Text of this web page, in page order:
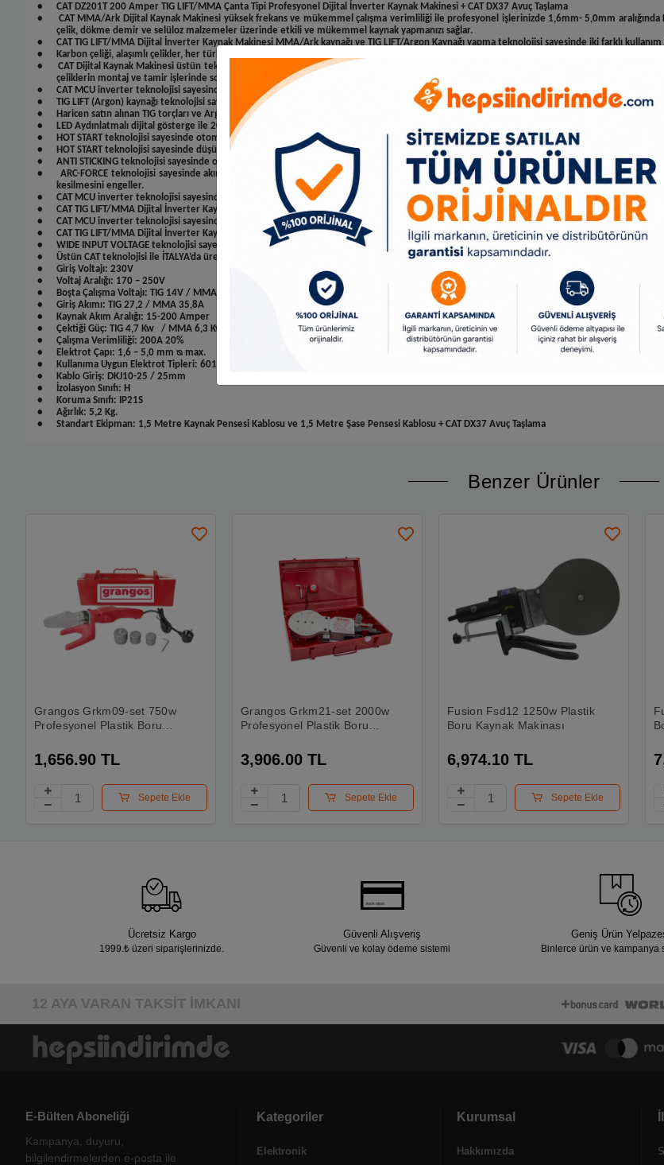
•
CAT DZ201T 200 Amper TIG LIFT/MMA Çanta Tipi Profesyonel Dijital İnverter Kaynak Makinesi + CAT DX37 Avuç Taşlama
•
CAT MMA/Ark Dijital Kaynak Makinesi yüksek frekans ve mükemmel çalışma verimliliği ile profesyonel işlerinizde 1,6mm- 5,0mm
çelik, dökme demir ve selüloz malzemeler üzerinde etkili ve mükemmel kaynak yapmanızı sağlar.
•
CAT TIG LIFT/MMA Dijital İnverter Kaynak Makinesi MMA/Ark kaynağı ve TIG LIFT/Argon Kaynağı yapma teknolojisi sayesinde iki farklı kullanım
•
Karbon çeliği, alaşımlı çelikler, her türlü demir ve çelik metalleri sorunsuz ve pürüzsüz kaynak yapmanızı sağlar.
•
CAT Dijital Kaynak Makinesi üstün teknolojisi sayesinde Selülozik elektrotları kullanabilir, Gemi inşası, depolama tankları, kazan imalatı, boru
çeliklerin montaj ve tamir işlerinde sorunsuz kaynak yapmanızı sağlar.
•
CAT MCU inverter teknolojisi sayesinde Rutil, Bazik, Selülozik, Krom ve Dökme demir elektrotların tamamını kullanılabilir, tüm metal ve
•
TIG LIFT(Argon) kaynağı teknolojisi sayesinde, paslanmaz çelik ve alüminyum alaşımlı hassas metal yüzeylerde temiz ve pürüzsüz kaynak
•
Haricen satın alınan TIG torçları ve Argon gazı ile TIG kaynak yapabilirsiniz.
•
LED Aydınlatmalı dijital gösterge ile 200 Ampere kadar hassas ayar yapılarak kaliteli kaynak yapmanızı sağlar.
•
HOT STARTteknolojisi sayesinde otomatik sıcak başlangıç sağlayarak ark/kaynak yapmayı kolaylaştırır ve elektrodun yapışmasını engeller.
•
HOT STARTteknolojisi sayesinde düşük akım değerlerinde çalışırken bile kaynak başlangıcında yüksek akım değeri elde ederek elektrodun kolay
•
ANTI STICKING teknolojisi sayesinde otomatik uyarlanabilir sabit akım sağlayarak sıçramayı ve elektrotun yapışmasını en aza indirir.
•
ARC-FORCE teknolojisi sayesinde akım dalgalanmasını engelleyerek, sürekli sabit akımın oluşmasını sağlar bu sayede sorunsuz ve sürekli
kesilmesini engeller.
•
CAT MCU inverter teknolojisi sayesinde uzun çalışma süresi, yüksek dayanıklılık ve elektrot eritmede üstün performans sağlar.
•
CAT TIG LIFT/MMA Dijital İnverter Kaynak Makinesi özel güvenlik teknolojisi sayesinde, aşırı ısınma, yüksek akım ve aşırı yük koruması özelliği
•
CAT MCU inverter teknolojisi sayesinde Jeneratörler ile kullanım imkânı sağlar.
•
CAT TIG LIFT/MMA Dijital İnverter Kaynak Makinesi 10 KWa ve üzeri Jeneratörler ile kullanıma uygundur.
•
WIDE INPUT VOLTAGE teknolojisi sayesinde dalgalı akıma karşı üstün koruma sağlayarak 170 – 250V akım aralığında sorunsuz çalışmanızı sağlar.
•
Üstün CAT teknolojisi ile İTALYA’da üretilmiştir.
•
Giriş Voltajı: 230V
•
Voltaj Aralığı: 170 – 250V
•
Boşta Çalışma Voltajı: TIG 14V / MMA 70V
•
Giriş Akımı: TIG 27,2 / MMA 35,8A
•
Kaynak Akım Aralığı: 15-200 Amper
•
Çektiği Güç: TIG 4,7 Kw
/ MMA 6,3 Kw
•
Çalışma Verimliliği: 200A 20%
•
Elektrot Çapı: 1,6 – 5,0 mm ᴓ max.
•
Kullanıma Uygun Elektrot Tipleri: 6013/308/7018/A5.15
•
Kablo Giriş: DKJ10-25 / 25mm
•
İzolasyon Sınıfı: H
•
Koruma Sınıfı: IP21S
•
Ağırlık: 5,2 Kg.
•
Standart Ekipman: 1,5 Metre Kaynak Pensesi Kablosu ve 1,5 Metre Şase Pensesi Kablosu + CAT DX37 Avuç Taşlama
Benzer Ürünler
Grangos Grkm09-set 750w
Profesyonel Plastik Boru
1,656.90 TL
Sepete Ekle
Grangos Grkm21-set 2000w
Profesyonel Plastik Boru
3,906.00 TL
Sepete Ekle
Fusion Fsd12 1250w Plastik
Boru Kaynak Makinası
6,974.10 TL
Sepete Ekle
Ücretsiz Kargo
1999.₺ üzeri siparişlerinizde.
Güvenli Alışveriş
Güvenli ve kolay ödeme sistemi
Geniş Ürün
Binlerce ürün ve kampanya
12 AYA VARAN TAKSİT İMKANI
E-Bülten Aboneliği
Kampanya, duyuru,
bilgilendirmelerden e-posta ile
Kategoriler
Elektronik
Kurumsal
Hakkımızda